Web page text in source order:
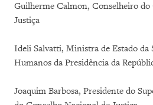
Guilherme Calmon, Conselheiro
Justiça
Ideli Salvatti, Ministra de Estado da
Humanos da Presidência da
Joaquim Barbosa, Presidente do